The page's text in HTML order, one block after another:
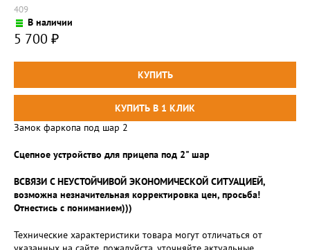
409
В наличии
5 700 ₽
Замок фаркопа под шар 2
Cцепное устройство для прицепа под 2" шар
ВСВЯЗИ С НЕУСТОЙЧИВОЙ ЭКОНОМИЧЕСКОЙ СИТУАЦИЕЙ,
возможна незначительная корректировка цен, просьба!
Отнестись с пониманием)))
Технические характеристики товара могут отличаться от